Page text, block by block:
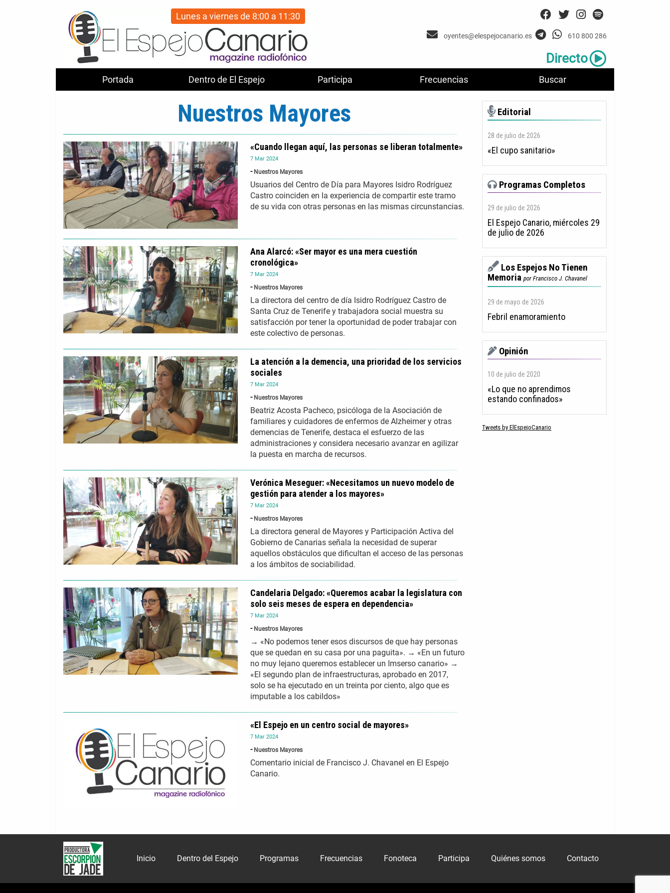
Portada Dentro de El Espejo Participa Frecuencias Buscar
Lunes a viernes de 8:00 a 11:30
oyentes@elespejocanario.es 610 800 286
Directo
Nuestros Mayores
7 Mar 2024
Nuestros Mayores
«Cuando llegan aquí, las personas se liberan totalmente»
Usuarios del Centro de Día para Mayores Isidro Rodríguez
Castro coinciden en la experiencia de compartir este tramo
de su vida con otras personas en las mismas circunstancias.
7 Mar 2024
Nuestros Mayores
Ana Alarcó: «Ser mayor es una mera cuestión
cronológica»
La directora del centro de día Isidro Rodríguez Castro de
Santa Cruz de Tenerife y trabajadora social muestra su
satisfacción por tener la oportunidad de poder trabajar con
este colectivo de personas.
7 Mar 2024
Nuestros Mayores
La atención a la demencia, una prioridad de los servicios
sociales
Beatriz Acosta Pacheco, psicóloga de la Asociación de
familiares y cuidadores de enfermos de Alzheimer y otras
demencias de Tenerife, destaca el esfuerzo de las
administraciones y considera necesario avanzar en agilizar
la puesta en marcha de recursos.
7 Mar 2024
Nuestros Mayores
Verónica Meseguer: «Necesitamos un nuevo modelo de
gestión para atender a los mayores»
La directora general de Mayores y Participación Activa del
Gobierno de Canarias señala la necesidad de superar
aquellos obstáculos que dificultan el acceso de las personas
a los ámbitos de sociabilidad.
7 Mar 2024
Nuestros Mayores
Candelaria Delgado: «Queremos acabar la legislatura con
solo seis meses de espera en dependencia»
→ «No podemos tener esos discursos de que hay personas
que se quedan en su casa por una paguita». → «En un futuro
no muy lejano queremos establecer un Imserso canario» →
«El segundo plan de infraestructuras, aprobado en 2017,
solo se ha ejecutado en un treinta por ciento, algo que es
imputable a los cabildos»
7 Mar 2024
Nuestros Mayores
«El Espejo en un centro social de mayores»
Comentario inicial de Francisco J. Chavanel en El Espejo
Canario.
Editorial
28 de julio de 2026
«El cupo sanitario»
Programas Completos
29 de julio de 2026
El Espejo Canario, miércoles 29
de julio de 2026
Los Espejos No Tienen
Memoria por Francisco J. Chavanel
29 de mayo de 2026
Febril enamoramiento
Opinión
10 de julio de 2020
«Lo que no aprendimos
estando confinados»
Tweets by ElEspejoCanario
Inicio Dentro del Espejo Programas Frecuencias Fonoteca Participa Quiénes somos Contacto